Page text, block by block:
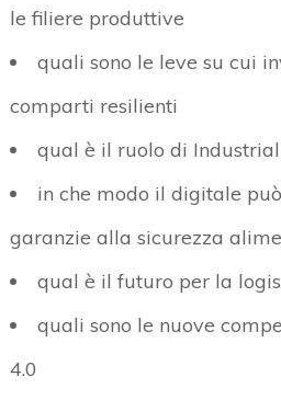
le filiere produttive
quali sono le leve su cui
comparti resilienti
qual è il ruolo di
in che modo il digitale
garanzie alla sicurezza
qual è il futuro per la
quali sono le nuove
4.0